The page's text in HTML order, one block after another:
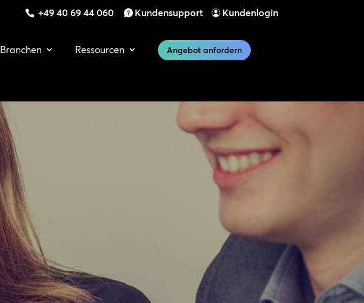
+49 40 69 44 060 Kundensupport Kundenlogin
Branchen Ressourcen Angebot anfordern